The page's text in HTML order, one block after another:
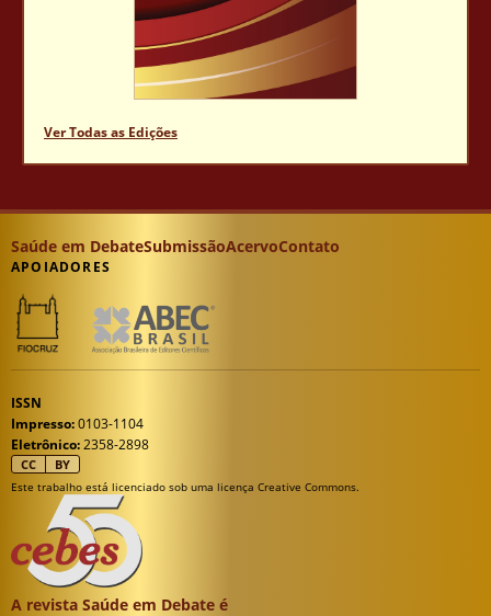
Ver Todas as Edições
Saúde em DebateSubmissãoAcervoContato
APOIADORES
ISSN
Impresso:0103-1104
Eletrônico:2358-2898
CC BY
Este trabalho está licenciado sob uma licença Creative Commons.
A revista Saúde em Debate é